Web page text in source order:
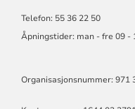
Telefon: 55 36 22 50
Åpningstider: man - fre 09 -
Organisasjonsnummer: 971